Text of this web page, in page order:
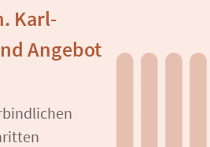
Karl-
Angebot